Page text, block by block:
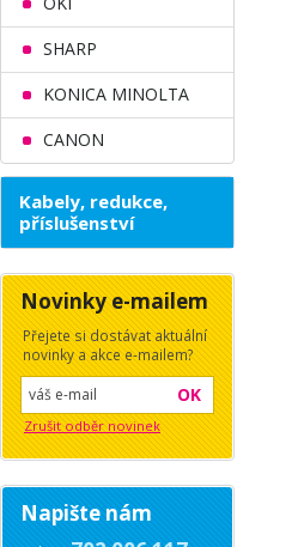
SHARP
KONICA MINOLTA
CANON
Kabely, redukce,
příslušenství
Novinky e-mailem
Přejete si dostávat aktuální
novinky a akce e-mailem?
OK
Zrušit odběr novinek
Napište nám